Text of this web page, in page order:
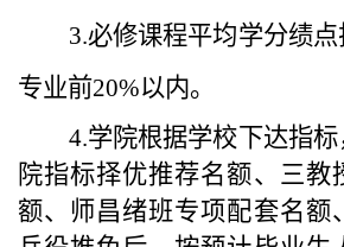
3.必修课程平均学分绩
专业前20%以内。
4.学院根据学校下达指
院指标择优推荐名额、三教
额、师昌绪班专项配套名额